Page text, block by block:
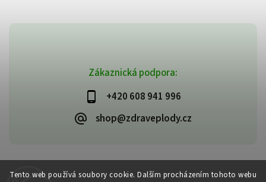
Tento web používá soubory cookie. Dalším procházením tohoto webu
Zákaznická podpora:
+420 608 941 996
shop@zdraveplody.cz
Copyright 2026Zdravé plody. Všechna práva vyhrazena.